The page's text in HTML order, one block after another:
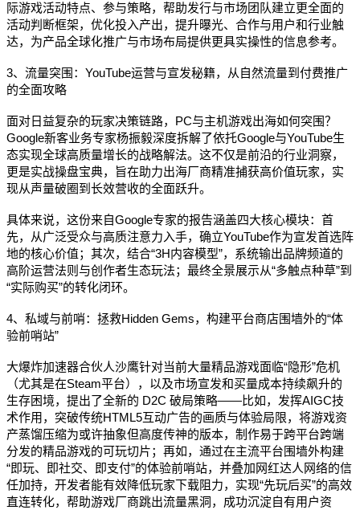
际游戏活动特点、参与策略，帮助发行与市场团队建立更全面的
活动判断框架，优化投入产出，提升曝光、合作与用户和行业触
达，为产品全球化推广与市场布局提供更具实操性的信息参考。
3、流量突围：YouTube运营与宣发秘籍，从自然流量到付费推广
的全面攻略
面对日益复杂的玩家决策链路，PC与主机游戏出海如何突围？
Google新客业务专家杨振毅深度拆解了依托Google与YouTube生
态实现全球高质量增长的战略解法。这不仅是前沿的行业洞察，
更是实战操盘宝典，旨在助力出海厂商精准捕获高价值玩家，实
现从声量破圈到长效营收的全面跃升。
具体来说，这份来自Google专家的报告涵盖四大核心模块：首
先，从广泛受众与高质注意力入手，确立YouTube作为宣发首选阵
地的核心价值；其次，结合“3H内容模型”，系统输出品牌频道的
高阶运营法则与创作者生态玩法；最终全景展示从“多触点种草”到
“实际购买”的转化闭环。
4、私域与前哨：拯救Hidden Gems，构建平台商店围墙外的“体
验前哨站”
大爆炸加速器合伙人沙鹰针对当前大量精品游戏面临“隐形”危机
（尤其是在Steam平台），以及市场宣发和买量成本持续飙升的
生存困境，提出了全新的 D2C 破局策略——比如，发挥AIGC技
术作用，突破传统HTML5互动广告的画质与体验局限，将游戏资
产蒸馏压缩为或许抽象但高度传神的版本，制作易于跨平台跨端
分发的精品游戏的可玩切片；再如，通过在主流平台围墙外构建
“即玩、即社交、即支付”的体验前哨站，并叠加网红达人网络的信
任加持，开发者能有效降低玩家下载阻力，实现“先玩后买”的高效
直连转化，帮助游戏厂商跳出流量黑洞，成功沉淀自有用户资